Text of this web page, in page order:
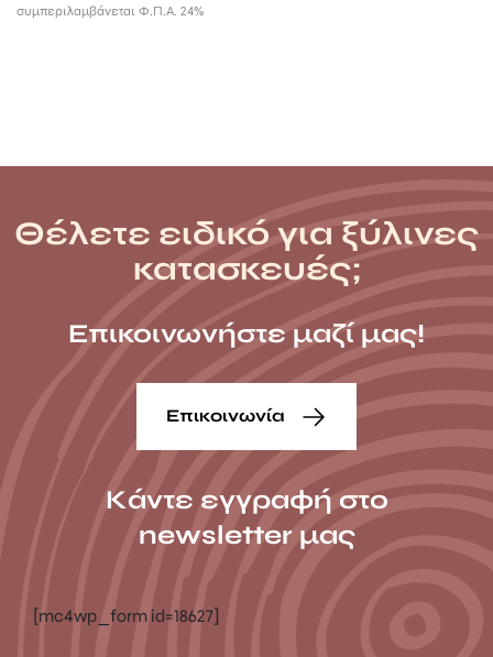
συμπεριλαμβάνεται Φ.Π.Α. 24%
Θέλετε ειδικό για ξύλινες
κατασκευές;
Επικοινωνήστε μαζί μας!
Επικοινωνία
Κάντε εγγραφή στο
newsletter μας
[mc4wp_form id=18627]